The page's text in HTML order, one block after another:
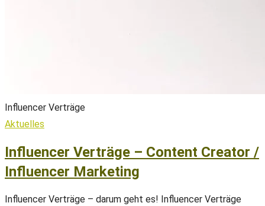
Influencer Verträge
Aktuelles
Influencer Verträge – Content Creator /
Influencer Marketing
Influencer Verträge – darum geht es! Influencer Verträge